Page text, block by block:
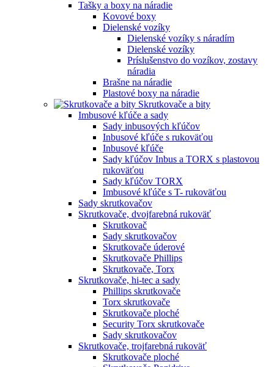
Tašky a boxy na náradie
Kovové boxy
Dielenské vozíky
Dielenské vozíky s náradím
Dielenské vozíky
Príslušenstvo do vozíkov, zostavy
náradia
Brašne na náradie
Plastové boxy na náradie
Skrutkovače a bity
Imbusové kľúče a sady
Sady inbusových kľúčov
Inbusové kľúče s rukoväťou
Inbusové kľúče
Sady kľúčov Inbus a TORX s plastovou
rukoväťou
Sady kľúčov TORX
Imbusové kľúče s T- rukoväťou
Sady skrutkovačov
Skrutkovače, dvojfarebná rukoväť
Skrutkovač
Sady skrutkovačov
Skrutkovače úderové
Skrutkovače Phillips
Skrutkovače, Torx
Skrutkovače, hi-tec a sady
Phillips skrutkovače
Torx skrutkovače
Skrutkovače ploché
Security Torx skrutkovače
Sady skrutkovačov
Skrutkovače, trojfarebná rukoväť
Skrutkovače ploché